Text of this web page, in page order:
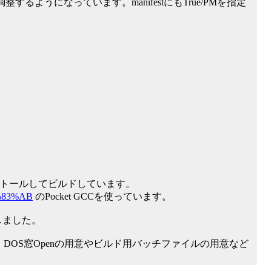
するようになっています。manifestにもTrue/PMを指定
ールしてビルドしています。
のPocket GCCを使っています。
した。
窓Openの用意やビルド用バッチファイルの用意など